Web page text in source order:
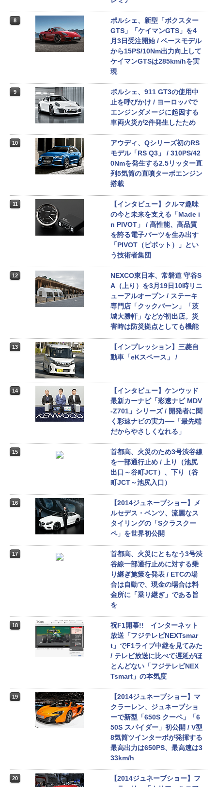
8
ポルシェ、新型「ボクスター
GTS」「ケイマンGTS」を4
月3日受注開始 / ベースモデル
から15PS/10Nm出力向上して
ケイマンGTSは285km/hを実
現
9
ポルシェ、911 GT3の使用中
止を呼びかけ / ヨーロッパで
エンジンダメージに起因する
車両火災が2件発生したため
10
アウディ、Qシリーズ初のRS
モデル「RS Q3」 / 310PS/42
0Nmを発生する2.5リッター直
列5気筒の直噴ターボエンジン
搭載
11
【インタビュー】クルマ趣味
の今と未来を支える「Made i
n PIVOT」 / 高性能、高品質
を誇る電子パーツを生み出す
「PIVOT（ピボット）」とい
う技術者集団
12
NEXCO東日本、常磐道 守谷S
A（上り）を3月19日10時リニ
ューアルオープン / ステーキ
専門店「クックバーン」「茨
城大勝軒」などが初出店。災
害時は防災拠点としても機能
13
【インプレッション】三菱自
動車「eKスペース」 /
14
【インタビュー】ケンウッド
最新カーナビ「彩速ナビ MDV
-Z701」シリーズ / 開発者に聞
く彩速ナビの実力──「最先端
だからやさしくなれる」
15
首都高、火災のため3号渋谷線
を一部通行止め / 上り（池尻
出口～谷町JCT）、下り（谷
町JCT～池尻入口）
16
【2014ジュネーブショー】メ
ルセデス・ベンツ、流麗なス
タイリングの「Sクラスクー
ペ」を世界初公開
17
首都高、火災にともなう3号渋
谷線一部通行止めに対する乗
り継ぎ施策を発表 / ETCの場
合は自動で、現金の場合は料
金所に「乗り継ぎ」である旨
を
18
祝F1開幕!! インターネット
放送「フジテレビNEXTsmar
t」でF1ライブ中継を見てみた
/ テレビ放送に比べて遅延がほ
とんどない「フジテレビNEX
Tsmart」の本気度
19
【2014ジュネーブショー】マ
クラーレン、ジュネーブショ
ーで新型「650S クーペ」「6
50S スパイダー」初公開 / V型
8気筒ツインターボが発揮する
最高出力は650PS、最高速は3
33km/h
20
【2014ジュネーブショー】フ